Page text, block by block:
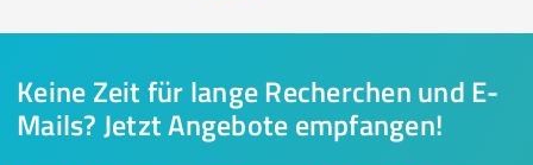
Keine Zeit für lange Recherchen und E-
Mails? Jetzt Angebote empfangen!